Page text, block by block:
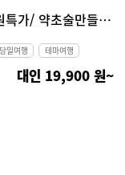
[버스-지원특가/ 약초술만들기 체험+상품권 2천원] 제천 옥순봉출렁다리, 청풍문화유산단지, 의림지~비룡담저수지 치유숲길 당일여행
당일여행 테마여행
대인 19,900 원~